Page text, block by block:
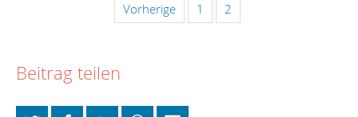
Vorherige 1 2
Beitrag teilen